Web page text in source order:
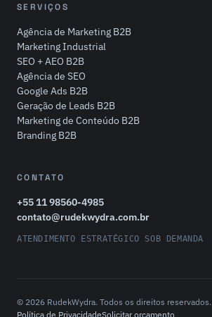
SERVIÇOS
Agência de Marketing B2B
Marketing Industrial
SEO + AEO B2B
Agência de SEO
Google Ads B2B
Geração de Leads B2B
Marketing de Conteúdo B2B
Branding B2B
CONTATO
+55 11 98560-4985
contato@rudekwydra.com.br
ATENDIMENTO ESTRATÉGICO SOB DEMANDA
© 2026 RudekWydra. Todos os direitos reservados.
Política de PrivacidadeSolicitar orçamento